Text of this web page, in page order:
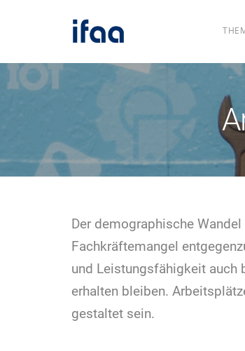
Der demo­graphische
Fachkräfte­mangel
und Leistungs­fähigkeit auch
erhalten bleiben.
gestaltet sein.